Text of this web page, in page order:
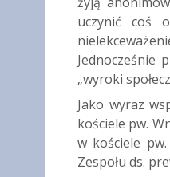
uczynić coś
Jednocześnie
„wyroki
Jako wyraz
kościele pw.
w kościele
Zespołu ds.